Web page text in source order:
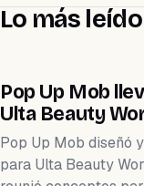
Lo más leído
MARKETING
Pop Up Mob
Ulta Beauty
Pop Up Mob diseñó
para Ulta Beauty